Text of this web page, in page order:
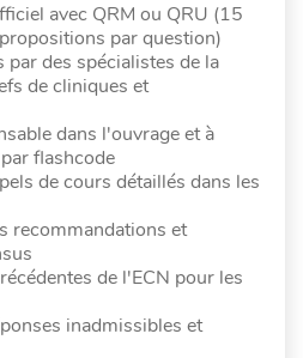
avec QRM ou QRU (15
par question)
par des spécialistes de la
de cliniques et
dans l'ouvrage et à
flashcode
de cours détaillés dans les
recommandations et
de l'ECN pour les
inadmissibles et